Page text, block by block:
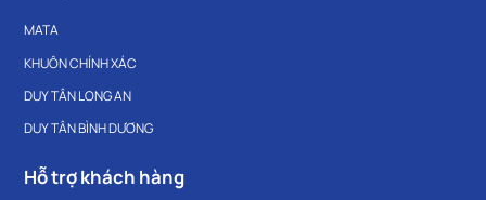
MATA
KHUÔN CHÍNH XÁC
DUY TÂN LONG AN
DUY TÂN BÌNH DƯƠNG
Hỗ trợ khách hàng